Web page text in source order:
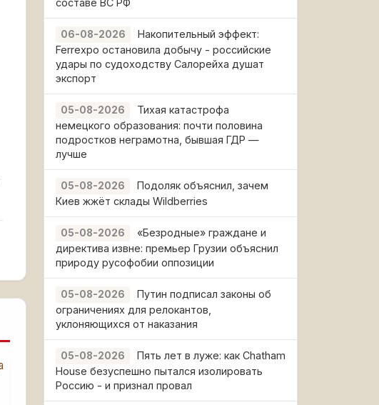
составе ВС РФ
06-08-2026
Накопительный эффект:
Ferrexpo остановила добычу - российские
удары по судоходству Салорейха душат
экспорт
05-08-2026
Тихая катастрофа
немецкого образования: почти половина
подростков неграмотна, бывшая ГДР —
лучше
05-08-2026
Подоляк объяснил, зачем
Киев жжёт склады Wildberries
05-08-2026
«Безродные» граждане и
директива извне: премьер Грузии объяснил
природу русофобии оппозиции
05-08-2026
Путин подписал законы об
ограничениях для релокантов,
уклоняющихся от наказания
05-08-2026
Пять лет в луже: как Chatham
House безуспешно пытался изолировать
Россию - и признал провал